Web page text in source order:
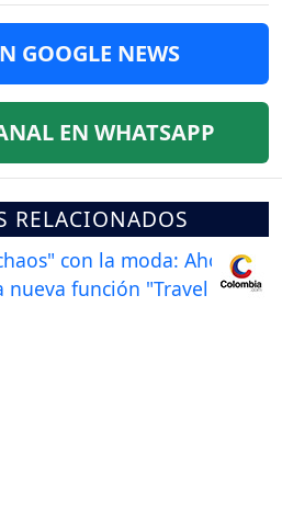
GOOGLE NEWS
EN WHATSAPP
RELACIONADOS